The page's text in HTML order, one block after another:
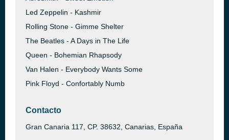
Led Zeppelin - Kashmir
Rolling Stone - Gimme Shelter
The Beatles - A Days in The Life
Queen - Bohemian Rhapsody
Van Halen - Everybody Wants Some
Pink Floyd - Confortably Numb
Contacto
Gran Canaria 117, CP. 38632, Canarias, España